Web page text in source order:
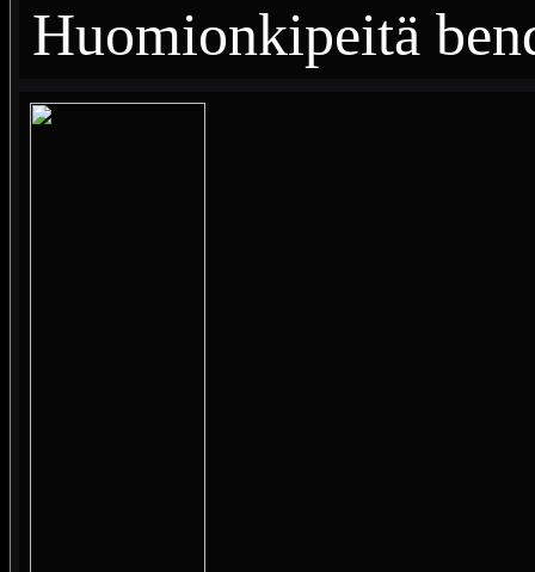
Huomionkipeitä